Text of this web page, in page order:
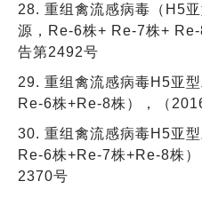
28. 重组禽流感病毒（H5
源，Re-6株+ Re-7株+
告第2492号
29. 重组禽流感病毒H5亚
Re-6株+Re-8株），（
30. 重组禽流感病毒H5亚
Re-6株+Re-7株+Re-8株
2370号